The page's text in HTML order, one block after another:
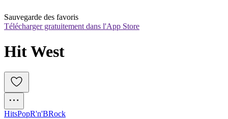
Sauvegarde des favoris
Télécharger gratuitement dans l'App Store
Hit West
HitsPopR'n'BRock